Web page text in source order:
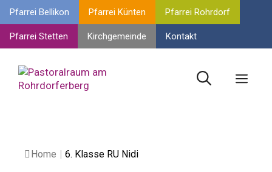
Springe
Inhalt
Pfarrei Bellikon Pfarrei Künten Pfarrei Rohrdorf
Pfarrei Stetten Kirchgemeinde Kontakt
Home | 6. Klasse RU Nidi